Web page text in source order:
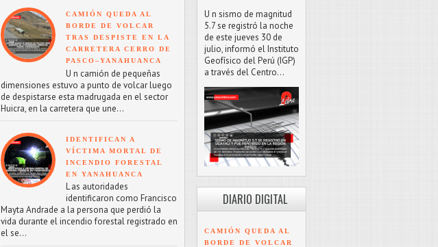
CAMIÓN QUEDA AL
BORDE DE VOLCAR
TRAS DESPISTE EN LA
CARRETERA CERRO DE
PASCO–YANAHUANCA
U n camión de pequeñas
dimensiones estuvo a punto de volcar luego
de despistarse esta madrugada en el sector
Huicra, en la carretera que une...
IDENTIFICAN A
VÍCTIMA MORTAL DE
INCENDIO FORESTAL
EN YANAHUANCA
L as autoridades
identificaron como Francisco
Mayta Andrade a la persona que perdió la
vida durante el incendio forestal registrado en
el se...
U n sismo de magnitud
5.7 se registró la noche
de este jueves 30 de
julio, informó el Instituto
Geofísico del Perú (IGP)
a través del Centro...
DIARIO DIGITAL
CAMIÓN QUEDA AL
BORDE DE VOLCAR